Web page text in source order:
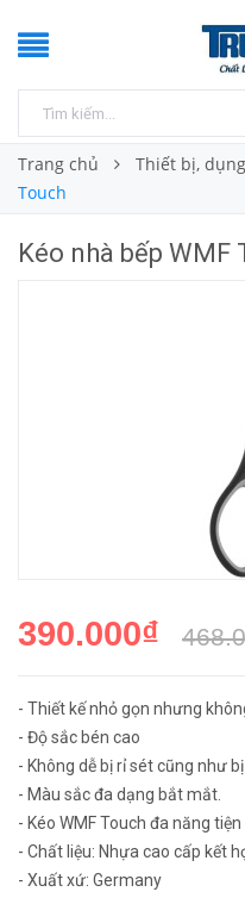
Trang chủ Thiết bị,
Touch
Kéo nhà bếp WMF
390.000₫
- Thiết kế nhỏ gọn nhưng
- Độ sắc bén cao
- Không dễ bị rỉ sét cũng như
- Màu sắc đa dạng bắt mắt.
- Kéo WMF Touch đa năng tiện
- Chất liệu: Nhựa cao cấp kết
- Xuất xứ: Germany